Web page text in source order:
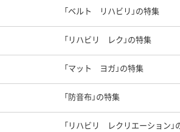
「ベルト リハビリ」の特集
「リハビリ レク」の特集
「マット ヨガ」の特集
「防音布」の特集
「リハビリ レクリエーション」